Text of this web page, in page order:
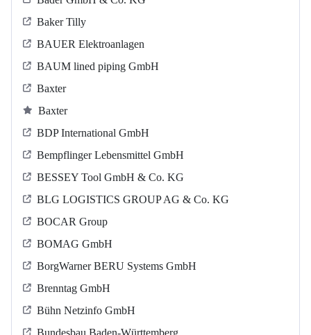
Baker Tilly
BAUER Elektroanlagen
BAUM lined piping GmbH
Baxter
Baxter
BDP International GmbH
Bempflinger Lebensmittel GmbH
BESSEY Tool GmbH & Co. KG
BLG LOGISTICS GROUP AG & Co. KG
BOCAR Group
BOMAG GmbH
BorgWarner BERU Systems GmbH
Brenntag GmbH
Bühn Netzinfo GmbH